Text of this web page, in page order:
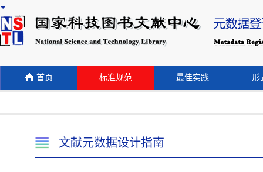
首页 标准规范 最佳实践 形
文献元数据设计指南